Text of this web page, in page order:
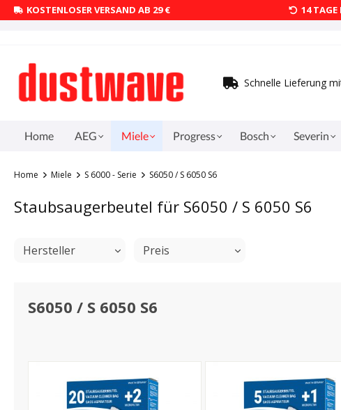
KOSTENLOSER VERSAND AB 29 € 14 TAGE
Schnelle Lieferung
Home AEG Miele Progress Bosch Severin
Home Miele S 6000 - Serie S6050 / S 6050 S6
Staubsaugerbeutel für S6050 / S 6050 S6
Hersteller Preis
S6050 / S 6050 S6